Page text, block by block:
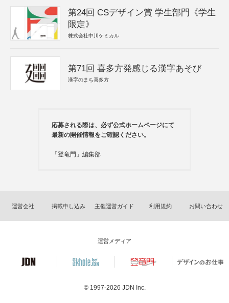
第24回 CSデザイン賞 学生部門《学生
限定》
株式会社中川ケミカル
第71回 喜多方発感じる漢字あそび
漢字のまち喜多方
応募される際は、必ず公式ホームページにて
最新の開催情報をご確認ください。
「登竜門」編集部
運営会社 掲載申し込み 主催運営ガイド 利用規約 お問い合わせ
運営メディア
© 1997-2026 JDN Inc.